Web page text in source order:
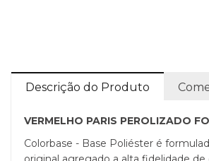
Descrição do Produto
VERMELHO PARIS PEROLIZADO
Colorbase - Base Poliéster é